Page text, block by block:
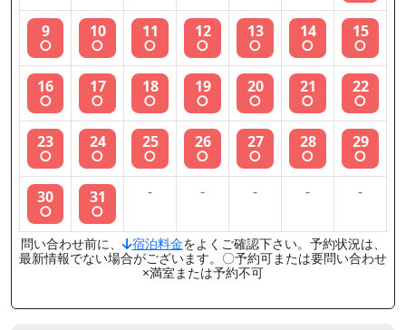
9
○
10
○
11
○
12
○
13
○
14
○
15
○
16
○
17
○
18
○
19
○
20
○
21
○
22
○
23
○
24
○
25
○
26
○
27
○
28
○
29
○
30
○
31
○
- - - - -
問い合わせ前に、 宿泊料金をよくご確認下さい。予約状況は、
最新情報でない場合がございます。〇予約可または要問い合わせ
×満室または予約不可